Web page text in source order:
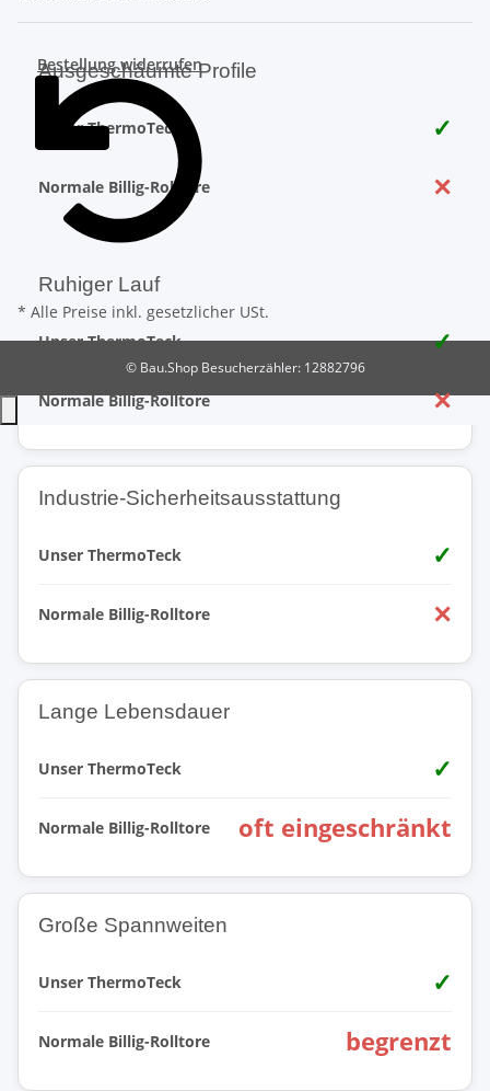
Ausgeschäumte Profile
Unser ThermoTeck ✓
Normale Billig-Rolltore ✕
Ruhiger Lauf
Unser ThermoTeck ✓
Normale Billig-Rolltore ✕
Industrie-Sicherheitsausstattung
Unser ThermoTeck ✓
Normale Billig-Rolltore ✕
Lange Lebensdauer
Unser ThermoTeck ✓
Normale Billig-Rolltore oft eingeschränkt
Große Spannweiten
Unser ThermoTeck ✓
Normale Billig-Rolltore begrenzt
Bestellung widerrufen
* Alle Preise inkl. gesetzlicher USt.
© Bau.ShopBesucherzähler: 12882796